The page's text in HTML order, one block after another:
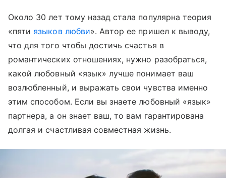
Около 30 лет тому назад стала популярна теория
«пятиязыков любви». Автор ее пришел к выводу,
что для того чтобы достичь счастья в
романтических отношениях, нужно разобраться,
какой любовный «язык» лучше понимает ваш
возлюбленный, и выражать свои чувства именно
этим способом. Если вы знаете любовный «язык»
партнера, а он знает ваш, то вам гарантирована
долгая и счастливая совместная жизнь.